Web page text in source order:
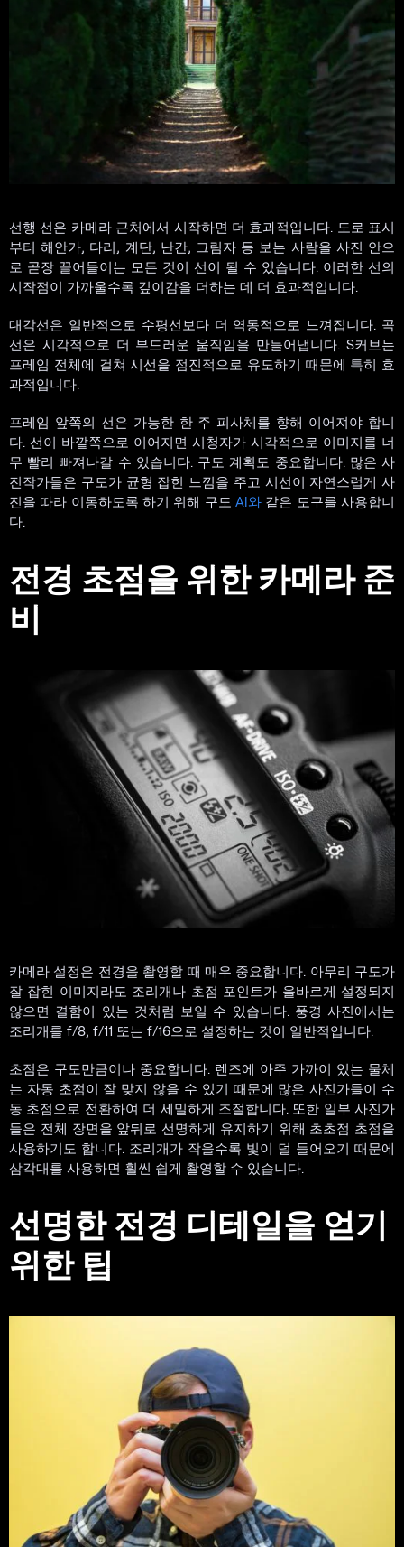
선행 선은 카메라 근처에서 시작하면 더 효과적입니다. 도로 표시
부터 해안가, 다리, 계단, 난간, 그림자 등 보는 사람을 사진 안으
로 곧장 끌어들이는 모든 것이 선이 될 수 있습니다. 이러한 선의
시작점이 가까울수록 깊이감을 더하는 데 더 효과적입니다.
대각선은 일반적으로 수평선보다 더 역동적으로 느껴집니다. 곡
선은 시각적으로 더 부드러운 움직임을 만들어냅니다. S커브는
프레임 전체에 걸쳐 시선을 점진적으로 유도하기 때문에 특히 효
과적입니다.
프레임 앞쪽의 선은 가능한 한 주 피사체를 향해 이어져야 합니
다. 선이 바깥쪽으로 이어지면 시청자가 시각적으로 이미지를 너
무 빨리 빠져나갈 수 있습니다. 구도 계획도 중요합니다. 많은 사
진작가들은 구도가 균형 잡힌 느낌을 주고 시선이 자연스럽게 사
진을 따라 이동하도록 하기 위해 구도 AI와 같은 도구를 사용합니
다.
전경 초점을 위한 카메라 준
비
카메라 설정은 전경을 촬영할 때 매우 중요합니다. 아무리 구도가
잘 잡힌 이미지라도 조리개나 초점 포인트가 올바르게 설정되지
않으면 결함이 있는 것처럼 보일 수 있습니다. 풍경 사진에서는
조리개를 f/8, f/11 또는 f/16으로 설정하는 것이 일반적입니다.
초점은 구도만큼이나 중요합니다. 렌즈에 아주 가까이 있는 물체
는 자동 초점이 잘 맞지 않을 수 있기 때문에 많은 사진가들이 수
동 초점으로 전환하여 더 세밀하게 조절합니다. 또한 일부 사진가
들은 전체 장면을 앞뒤로 선명하게 유지하기 위해 초초점 초점을
사용하기도 합니다. 조리개가 작을수록 빛이 덜 들어오기 때문에
삼각대를 사용하면 훨씬 쉽게 촬영할 수 있습니다.
선명한 전경 디테일을 얻기
위한 팁